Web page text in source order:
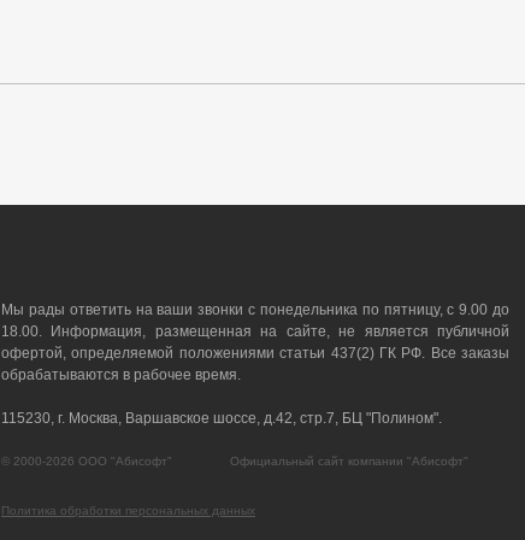
Мы рады ответить на ваши звонки с понедельника по пятницу, с 9.00 до
18.00. Информация, размещенная на сайте, не является публичной
офертой, определяемой положениями статьи 437(2) ГК РФ. Все заказы
обрабатываются в рабочее время.
115230, г. Москва, Варшавское шоссе, д.42, стр.7, БЦ "Полином".
© 2000-2026 ООО "Абисофт" Официальный сайт компании "Абисофт"
Политика обработки персональных данных